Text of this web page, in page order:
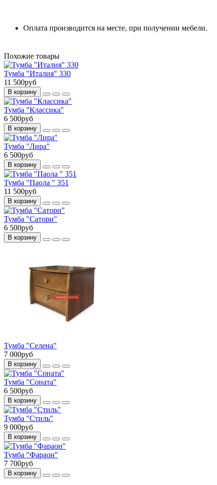
Оплата производится на месте, при получении мебели.
Похожие товары
Тумба "Италия" 330
11 500руб
В корзину
Тумба "Классика"
6 500руб
В корзину
Тумба "Лира"
6 500руб
В корзину
Тумба "Паола " 351
11 500руб
В корзину
Тумба "Сатори"
6 500руб
В корзину
Тумба "Селена"
7 000руб
В корзину
Тумба "Соната"
6 500руб
В корзину
Тумба "Стиль"
9 000руб
В корзину
Тумба "Фараон"
7 700руб
В корзину